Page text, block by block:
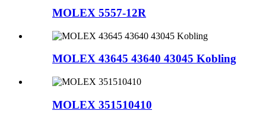
MOLEX 5557-12R
MOLEX 43645 43640 43045 Kobling
MOLEX 351510410